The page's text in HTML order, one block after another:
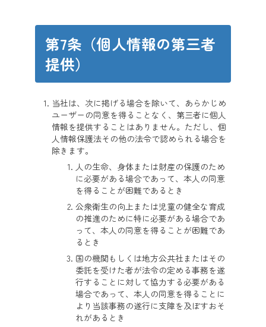
第7条（個人情報の第三者
提供）
当社は、次に掲げる場合を除いて、あらかじめ
ユーザーの同意を得ることなく、第三者に個人
情報を提供することはありません。ただし、個
人情報保護法その他の法令で認められる場合を
除きます。
人の生命、身体または財産の保護のため
に必要がある場合であって、本人の同意
を得ることが困難であるとき
公衆衛生の向上または児童の健全な育成
の推進のために特に必要がある場合であ
って、本人の同意を得ることが困難であ
るとき
国の機関もしくは地方公共社またはその
委託を受けた者が法令の定める事務を遂
行することに対して協力する必要がある
場合であって、本人の同意を得ることに
より当該事務の遂行に支障を及ぼすおそ
れがあるとき